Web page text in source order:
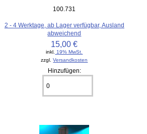
100.731
2 - 4 Werktage, ab Lager verfügbar, Ausland
abweichend
15,00 €
inkl.
19% MwSt.
zzgl.Versandkosten
Hinzufügen: